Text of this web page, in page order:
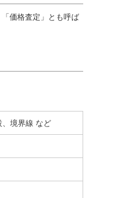
価格査定」とも呼ば
、境界線 など